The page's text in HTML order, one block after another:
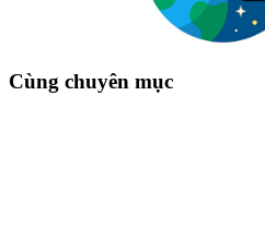
Cùng chuyên mục